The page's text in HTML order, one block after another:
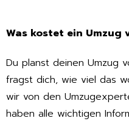
Was kostet ein Umzug
Du planst deinen Umzug
fragst dich, wie viel das
wir von den
haben alle wichtigen